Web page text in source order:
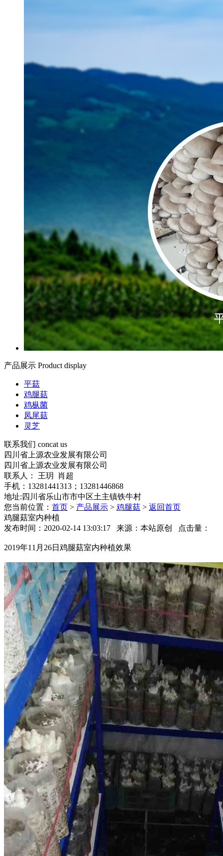
产品展示 Product display
平菇
鸡腿菇
鸡枞菌
凤尾菇
灵芝
联系我们 concat us
四川省上源农业发展有限公司
四川省上源农业发展有限公司
联系人： 王玥 肖超
手机：13281441313；13281446868
地址:四川省乐山市市中区土主镇铁牛村
您当前位置： 首页 > 产品展示 > 鸡腿菇 > 返回首页
鸡腿菇室内种植
发布时间：2020-02-14 13:03:17 来源：本站原创 点击量：
2019年11月26日鸡腿菇室内种植效果